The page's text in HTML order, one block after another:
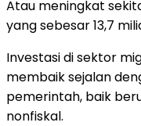
Atau meningkat
yang sebesar 13,7
Investasi di sektor
membaik sejalan
pemerintah, baik
nonfiskal.